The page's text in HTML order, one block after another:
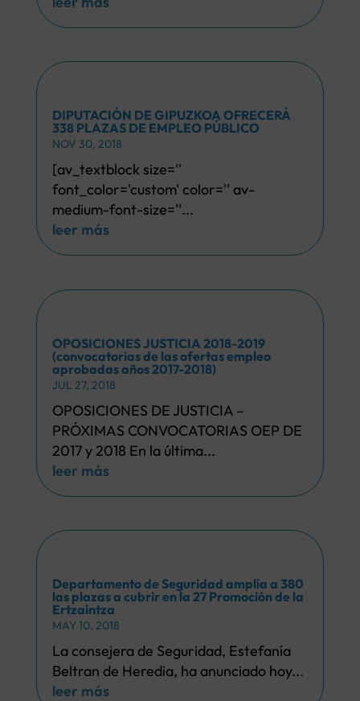
DIPUTACIÓN DE GIPUZKOA OFRECERÁ
338 PLAZAS DE EMPLEO PÚBLICO
NOV 30, 2018
[av_textblock size=''
font_color='custom' color='' av-
medium-font-size=''...
leer más
OPOSICIONES JUSTICIA 2018-2019
(convocatorias de las ofertas empleo
aprobadas años 2017-2018)
JUL 27, 2018
OPOSICIONES DE JUSTICIA –
PRÓXIMAS CONVOCATORIAS OEP DE
2017 y 2018 En la última...
leer más
Departamento de Seguridad amplía a 380
las plazas a cubrir en la 27 Promoción de la
Ertzaintza
MAY 10, 2018
La consejera de Seguridad, Estefanía
Beltran de Heredia, ha anunciado hoy...
leer más